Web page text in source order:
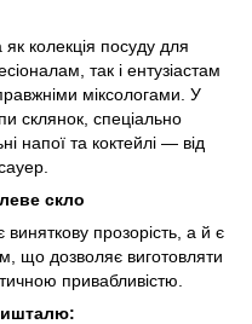
як колекція посуду для
так і ентузіастам
міксологами. У
склянок, спеціально
напої та коктейлі — від
скло
прозорість, а й є
що дозволяє виготовляти
привабливістю.